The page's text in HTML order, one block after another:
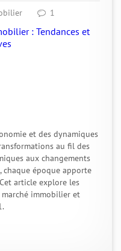
1
et des dynamiques
au fil des
aux changements
chaque époque apporte
article explore les
immobilier et